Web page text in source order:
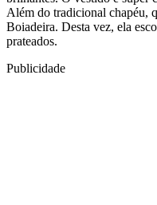
Além do tradicional chapéu,
Boiadeira. Desta vez, ela
prateados.
Publicidade